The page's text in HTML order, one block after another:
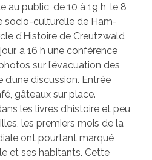
Municipal
au public, de 10 à 19 h, le 8
socio-culturelle de Ham-
d’Histoire de Creutzwald
à 16 h une conférence
sur l’évacuation des
discussion. Entrée
gâteaux sur place.
les livres d’histoire et peu
les premiers mois de la
ont pourtant marqué
et ses habitants. Cette